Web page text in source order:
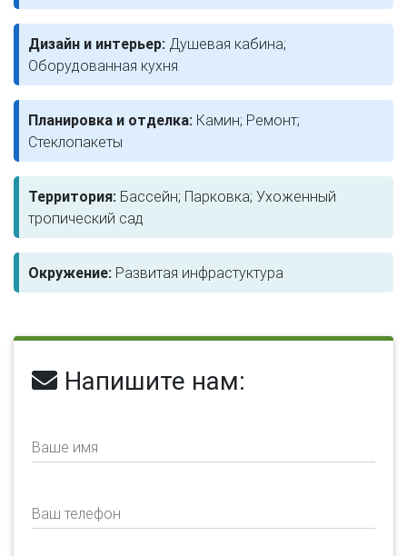
Дизайн и интерьер: Душевая кабина;
Оборудованная кухня
Планировка и отделка: Камин; Ремонт;
Стеклопакеты
Территория: Бассейн; Парковка; Ухоженный
тропический сад
Окружение: Развитая инфрастуктура
Напишите нам:
Ваше имя
Ваш телефон